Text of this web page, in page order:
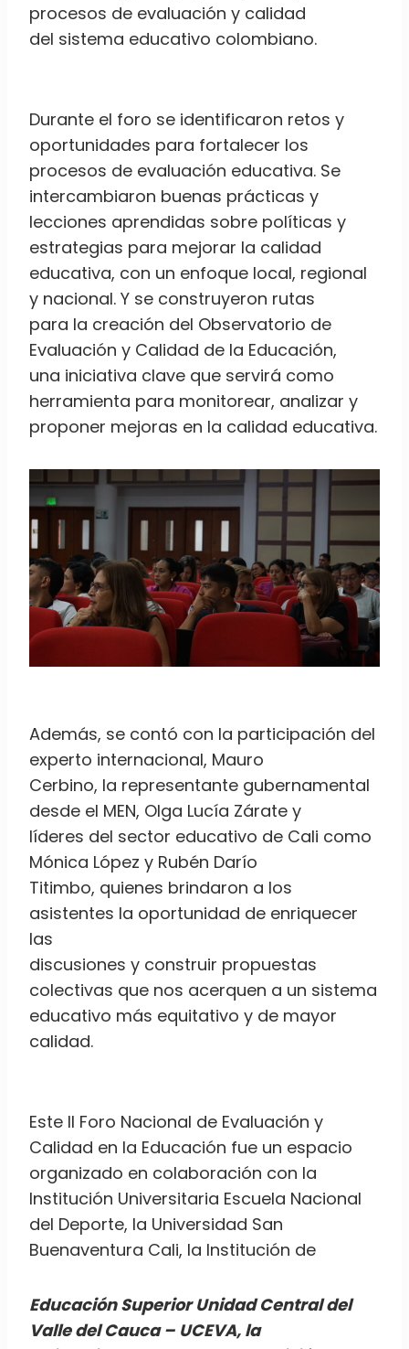
procesos de evaluación y calidad
del sistema educativo colombiano.
Durante el foro se identificaron retos y
oportunidades para fortalecer los
procesos de evaluación educativa. Se
intercambiaron buenas prácticas y
lecciones aprendidas sobre políticas y
estrategias para mejorar la calidad
educativa, con un enfoque local, regional
y nacional. Y se construyeron rutas
para la creación del Observatorio de
Evaluación y Calidad de la Educación,
una iniciativa clave que servirá como
herramienta para monitorear, analizar y
proponer mejoras en la calidad educativa.
Además, se contó con la participación del
experto internacional, Mauro
Cerbino, la representante gubernamental
desde el MEN, Olga Lucía Zárate y
líderes del sector educativo de Cali como
Mónica López y Rubén Darío
Titimbo, quienes brindaron a los
asistentes la oportunidad de enriquecer
las
discusiones y construir propuestas
colectivas que nos acerquen a un sistema
educativo más equitativo y de mayor
calidad.
Este II Foro Nacional de Evaluación y
Calidad en la Educación fue un espacio
organizado en colaboración con la
Institución Universitaria Escuela Nacional
del Deporte, la Universidad San
Buenaventura Cali, la Institución de
Educación Superior Unidad Central del
Valle del Cauca – UCEVA, la